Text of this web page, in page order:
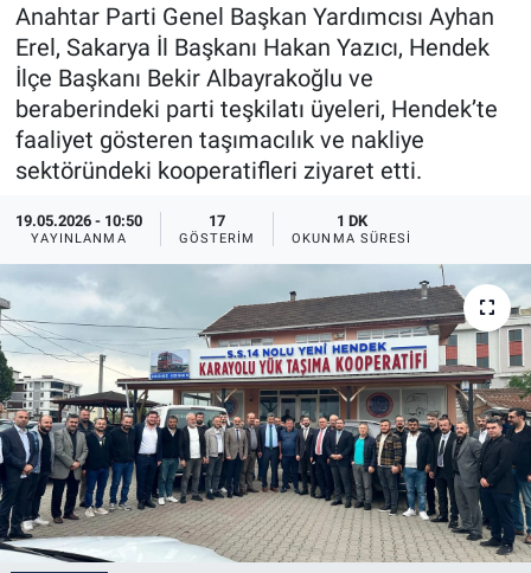
Anahtar Parti Genel Başkan Yardımcısı Ayhan
Erel, Sakarya İl Başkanı Hakan Yazıcı, Hendek
İlçe Başkanı Bekir Albayrakoğlu ve
beraberindeki parti teşkilatı üyeleri, Hendek’te
faaliyet gösteren taşımacılık ve nakliye
sektöründeki kooperatifleri ziyaret etti.
19.05.2026 - 10:50
YAYINLANMA
17
GÖSTERIM
1 DK
OKUNMA SÜRESI